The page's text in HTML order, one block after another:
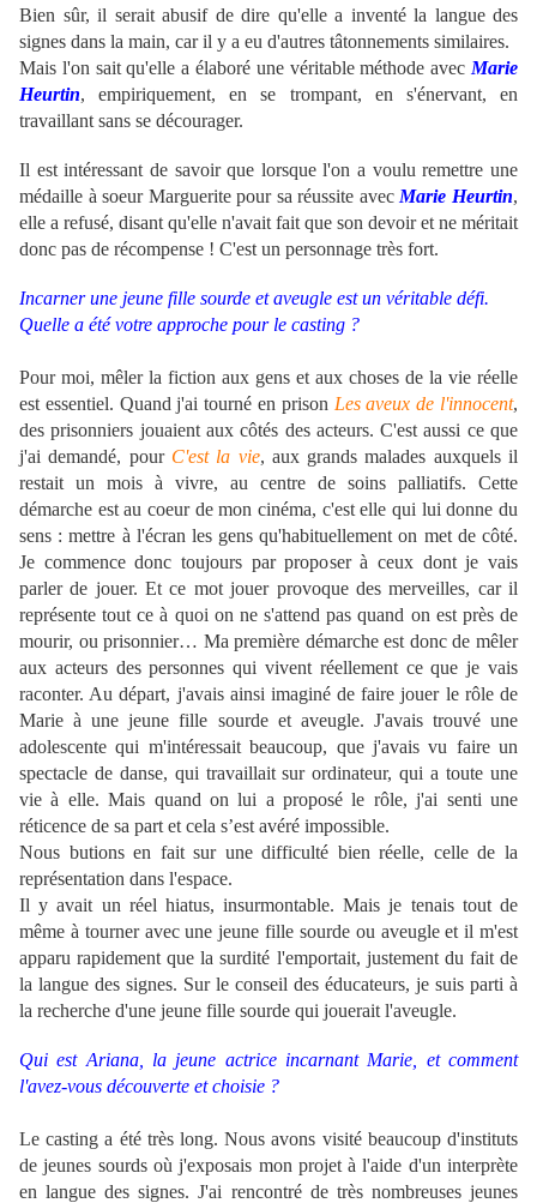
Bien sûr, il serait abusif de dire qu'elle a inventé la langue des
signes dans la main, car il y a eu d'autres tâtonnements similaires.
Mais l'on sait qu'elle a élaboré une véritable méthode avec Marie
Heurtin, empiriquement, en se trompant, en s'énervant, en
travaillant sans se décourager.
Il est intéressant de savoir que lorsque l'on a voulu remettre une
médaille à soeur Marguerite pour sa réussite avec Marie Heurtin,
elle a refusé, disant qu'elle n'avait fait que son devoir et ne méritait
donc pas de récompense ! C'est un personnage très fort.
Incarner une jeune fille sourde et aveugle est un véritable défi.
Quelle a été votre approche pour le casting ?
Pour moi, mêler la fiction aux gens et aux choses de la vie réelle
est essentiel. Quand j'ai tourné en prison Les aveux de l'innocent,
des prisonniers jouaient aux côtés des acteurs. C'est aussi ce que
j'ai demandé, pour C'est la vie, aux grands malades auxquels il
restait un mois à vivre, au centre de soins palliatifs. Cette
démarche est au coeur de mon cinéma, c'est elle qui lui donne du
sens : mettre à l'écran les gens qu'habituellement on met de côté.
Je commence donc toujours par proposer à ceux dont je vais
parler de jouer. Et ce mot jouer provoque des merveilles, car il
représente tout ce à quoi on ne s'attend pas quand on est près de
mourir, ou prisonnier… Ma première démarche est donc de mêler
aux acteurs des personnes qui vivent réellement ce que je vais
raconter. Au départ, j'avais ainsi imaginé de faire jouer le rôle de
Marie à une jeune fille sourde et aveugle. J'avais trouvé une
adolescente qui m'intéressait beaucoup, que j'avais vu faire un
spectacle de danse, qui travaillait sur ordinateur, qui a toute une
vie à elle. Mais quand on lui a proposé le rôle, j'ai senti une
réticence de sa part et cela s’est avéré impossible.
Nous butions en fait sur une difficulté bien réelle, celle de la
représentation dans l'espace.
Il y avait un réel hiatus, insurmontable. Mais je tenais tout de
même à tourner avec une jeune fille sourde ou aveugle et il m'est
apparu rapidement que la surdité l'emportait, justement du fait de
la langue des signes. Sur le conseil des éducateurs, je suis parti à
la recherche d'une jeune fille sourde qui jouerait l'aveugle.
Qui est Ariana, la jeune actrice incarnant Marie, et comment
l'avez-vous découverte et choisie ?
Le casting a été très long. Nous avons visité beaucoup d'instituts
de jeunes sourds où j'exposais mon projet à l'aide d'un interprète
en langue des signes. J'ai rencontré de très nombreuses jeunes